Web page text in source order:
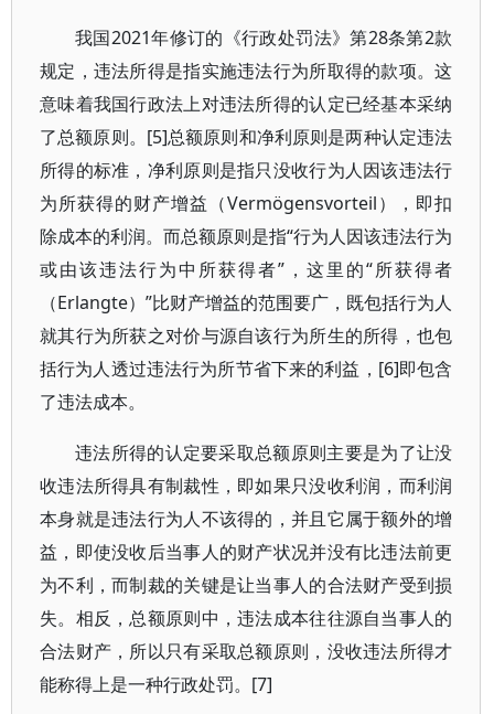
我国2021年修订的《行政处罚法》第28条第2款
规定，违法所得是指实施违法行为所取得的款项。这
意味着我国行政法上对违法所得的认定已经基本采纳
了总额原则。[5]总额原则和净利原则是两种认定违法
所得的标准，净利原则是指只没收行为人因该违法行
为所获得的财产增益（Vermögensvorteil），即扣
除成本的利润。而总额原则是指“行为人因该违法行为
或由该违法行为中所获得者”，这里的“所获得者
（Erlangte）”比财产增益的范围要广，既包括行为人
就其行为所获之对价与源自该行为所生的所得，也包
括行为人透过违法行为所节省下来的利益，[6]即包含
了违法成本。
违法所得的认定要采取总额原则主要是为了让没
收违法所得具有制裁性，即如果只没收利润，而利润
本身就是违法行为人不该得的，并且它属于额外的增
益，即使没收后当事人的财产状况并没有比违法前更
为不利，而制裁的关键是让当事人的合法财产受到损
失。相反，总额原则中，违法成本往往源自当事人的
合法财产，所以只有采取总额原则，没收违法所得才
能称得上是一种行政处罚。[7]